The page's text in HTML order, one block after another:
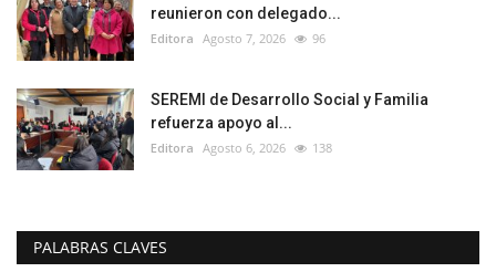
reunieron con delegado...
Editora Agosto 7, 2026 96
SEREMI de Desarrollo Social y Familia
refuerza apoyo al...
Editora Agosto 6, 2026 138
PALABRAS CLAVES